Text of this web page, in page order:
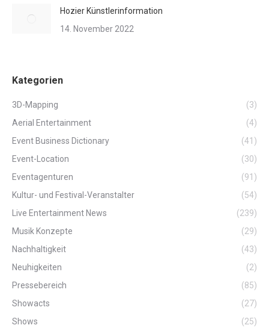
Hozier Künstlerinformation
14. November 2022
Kategorien
3D-Mapping
(3)
Aerial Entertainment
(4)
Event Business Dictionary
(41)
Event-Location
(30)
Eventagenturen
(91)
Kultur- und Festival-Veranstalter
(54)
Live Entertainment News
(239)
Musik Konzepte
(29)
Nachhaltigkeit
(43)
Neuhigkeiten
(2)
Pressebereich
(85)
Showacts
(27)
Shows
(25)